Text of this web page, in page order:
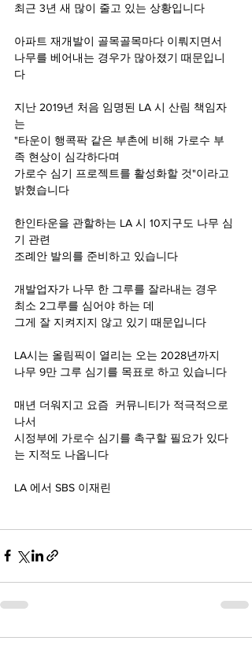
최근 3년 새 많이 줄고 있는 상황입니다
아파트 재개발이 골목골목마다 이뤄지면서
나무를 베어내는 경우가 많아졌기 때문입니
다
지난 2019년 처음 임명된 LA 시 산림 책임자
는
"타운이 행콕팍 같은 부촌에 비해 가로수 부
족 현상이 심각하다며
가로수 심기 프로젝트를 활성화할 것"이라고
밝혔습니다
한인타운을 관할하는 LA 시 10지구도 나무 심
기 관련
조례안 발의를 준비하고 있습니다
개발업자가 나무 한 그루를 잘라내는 경우
최소 2그루를 심어야 하는 데
그게 잘 지켜지지 않고 있기 때문입니다
LA시는 올림픽이 열리는 오는 2028년까지
나무 9만 그루 심기를 목표로 하고 있습니다
매년 더워지고 요즘  커뮤니티가 적극적으로
나서
시정부에 가로수 심기를 촉구할 필요가 있다
는 지적도 나옵니다
LA 에서 SBS 이재린